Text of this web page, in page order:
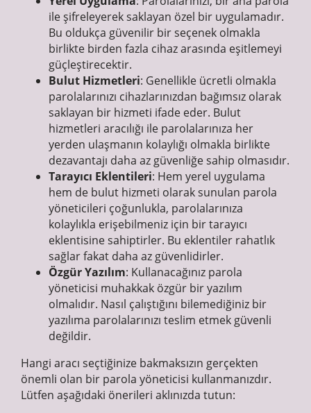
ile şifreleyerek saklayan özel bir uygulamadır.
Bu oldukça güvenilir bir seçenek olmakla
birlikte birden fazla cihaz arasında eşitlemeyi
güçleştirecektir.
Bulut Hizmetleri: Genellikle ücretli olmakla
parolalarınızı cihazlarınızdan bağımsız olarak
saklayan bir hizmeti ifade eder. Bulut
hizmetleri aracılığı ile parolalarınıza her
yerden ulaşmanın kolaylığı olmakla birlikte
dezavantajı daha az güvenliğe sahip olmasıdır.
Tarayıcı Eklentileri: Hem yerel uygulama
hem de bulut hizmeti olarak sunulan parola
yöneticileri çoğunlukla, parolalarınıza
kolaylıkla erişebilmeniz için bir tarayıcı
eklentisine sahiptirler. Bu eklentiler rahatlık
sağlar fakat daha az güvenlidirler.
Özgür Yazılım: Kullanacağınız parola
yöneticisi muhakkak özgür bir yazılım
olmalıdır. Nasıl çalıştığını bilemediğiniz bir
yazılıma parolalarınızı teslim etmek güvenli
değildir.
Hangi aracı seçtiğinize bakmaksızın gerçekten
önemli olan bir parola yöneticisi kullanmanızdır.
Lütfen aşağıdaki önerileri aklınızda tutun: